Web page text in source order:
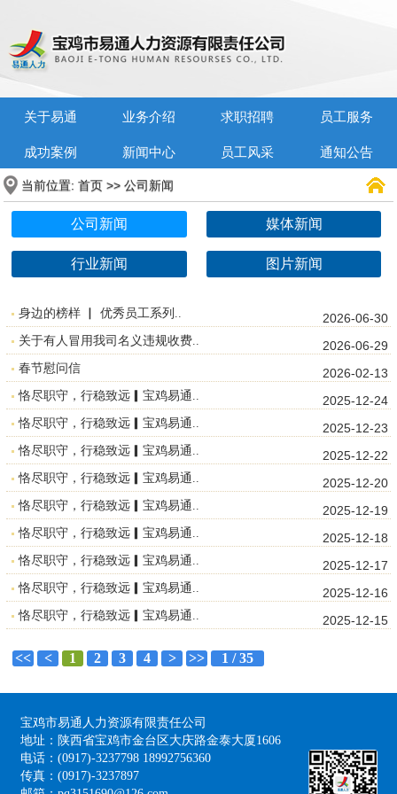
关于易通 业务介绍 求职招聘 员工服务
成功案例 新闻中心 员工风采 通知公告
当前位置: 首页 >>公司新闻
公司新闻 媒体新闻
行业新闻 图片新闻
身边的榜样 ▏ 优秀员工系列.. 2026-06-30
关于有人冒用我司名义违规收费.. 2026-06-29
春节慰问信 2026-02-13
恪尽职守，行稳致远▎宝鸡易通.. 2025-12-24
恪尽职守，行稳致远▎宝鸡易通.. 2025-12-23
恪尽职守，行稳致远▎宝鸡易通.. 2025-12-22
恪尽职守，行稳致远▎宝鸡易通.. 2025-12-20
恪尽职守，行稳致远▎宝鸡易通.. 2025-12-19
恪尽职守，行稳致远▎宝鸡易通.. 2025-12-18
恪尽职守，行稳致远▎宝鸡易通.. 2025-12-17
恪尽职守，行稳致远▎宝鸡易通.. 2025-12-16
恪尽职守，行稳致远▎宝鸡易通.. 2025-12-15
<< < 1 2 3 4 > >> 1 / 35
宝鸡市易通人力资源有限责任公司
地址：陕西省宝鸡市金台区大庆路金泰大厦1606
电话：(0917)-3237798 18992756360
传真：(0917)-3237897